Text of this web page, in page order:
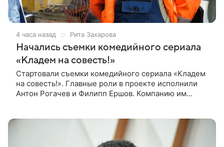
4 часа назад Рита Захарова
Начались съемки комедийного сериала
«Кладем на совесть!»
Стартовали съемки комедийного сериала «Кладем
на совесть!». Главные роли в проекте исполнили
Антон Рогачев и Филипп Ершов. Компанию им